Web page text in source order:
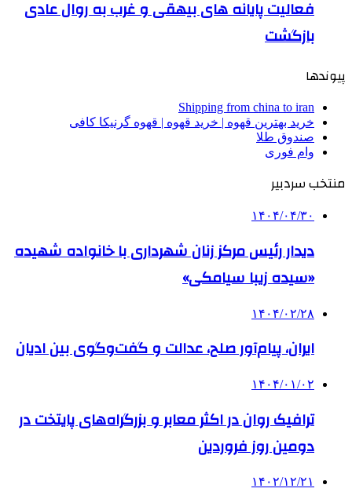
فعالیت پایانه های بیهقی و غرب به روال عادی
بازگشت
پیوندها
Shipping from china to iran
خرید بهترین قهوه | خرید قهوه | قهوه گرنیکا کافی
صندوق طلا
وام فوری
منتخب سردبیر
۱۴۰۴/۰۴/۳۰
دیدار رئیس مرکز زنان شهرداری با خانواده شهیده
«سیده زیبا سیامکی»
۱۴۰۴/۰۲/۲۸
ایران، پیام‌آور صلح، عدالت و گفت‌وگوی بین ادیان
۱۴۰۴/۰۱/۰۲
ترافیک روان در اکثر معابر و بزرگراه‌های پایتخت در
دومین روز فروردین
۱۴۰۲/۱۲/۲۱